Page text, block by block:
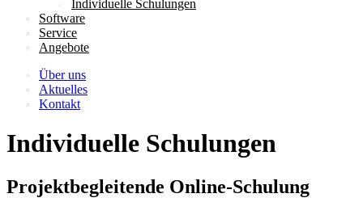
Individuelle Schulungen
Software
Service
Angebote
Über uns
Aktuelles
Kontakt
Individuelle Schulungen
Projektbegleitende Online-Schulung